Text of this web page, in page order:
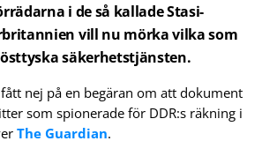
i de så kallade Stasi-
vill nu mörka vilka som
säkerhetstjänsten.
nej på en begäran om att dokument
som spionerade för DDR:s räkning i
The Guardian.